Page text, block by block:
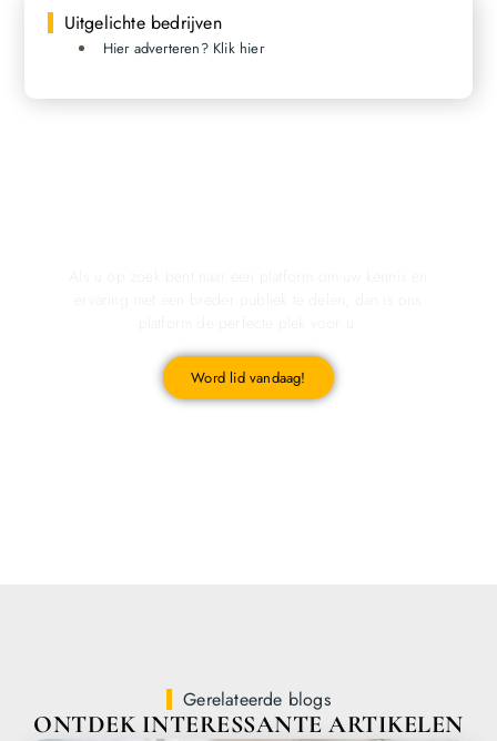
Uitgelichte bedrijven
Hier adverteren? Klik hier
Word lid vandaag!
Gerelateerde blogs
ONTDEK INTERESSANTE ARTIKELEN